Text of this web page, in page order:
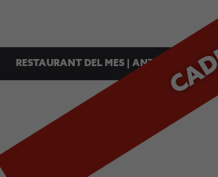
RESTAURANT DEL MES | ANTOFAGASTA. -
OCTOPUS